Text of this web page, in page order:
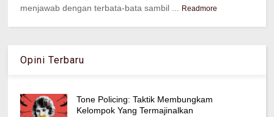
menjawab dengan terbata-bata sambil ...
Readmore
Opini Terbaru
Tone Policing: Taktik Membungkam
Kelompok Yang Termajinalkan